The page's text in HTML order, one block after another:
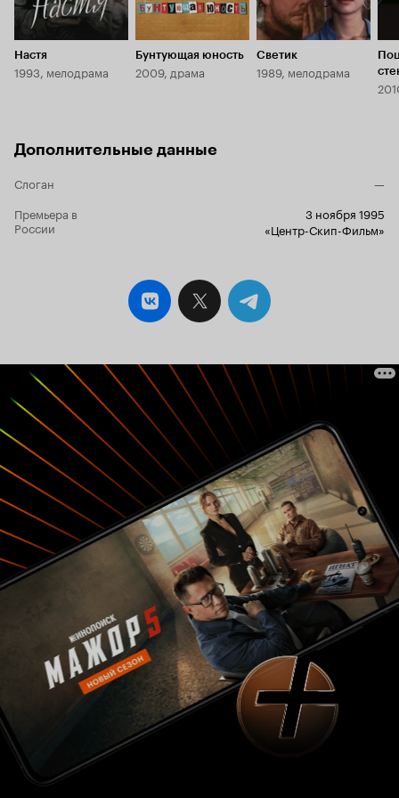
фильме. А, главное, сейчас вспоминаю –
«пройти
клубе
записал
Настя
1993, мелодрама
Бунтующая юность
2009, драма
Светик
1989, мелодрама
Дополнительные данные
Слоган
—
Премьера в
России
3 ноября 1995
«Центр-Скип-Фильм»